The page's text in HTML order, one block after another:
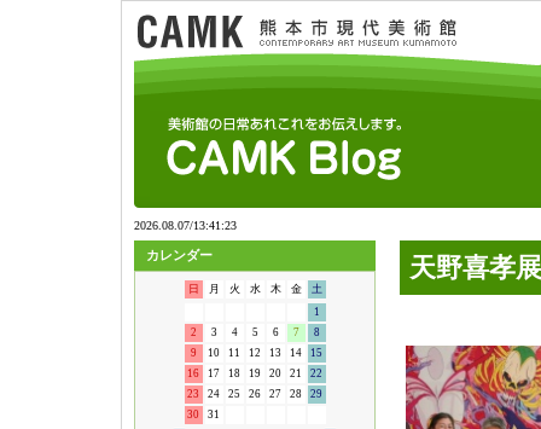
カレンダー
日 月 火 水 木 金
土
1
2
3 4 5 6 7
8
9
10 11 12 13 14
15
16
17 18 19 20 21
22
23
24 25 26 27 28
29
30
31
天野喜孝